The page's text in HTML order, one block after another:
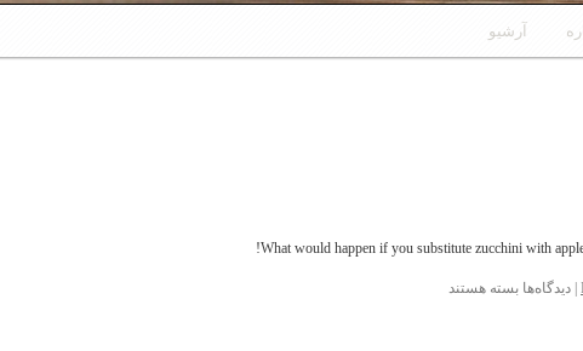
آرشیو
What would happen if you substitute zucchini with
دیدگاه‌ها برای
بسته هستند